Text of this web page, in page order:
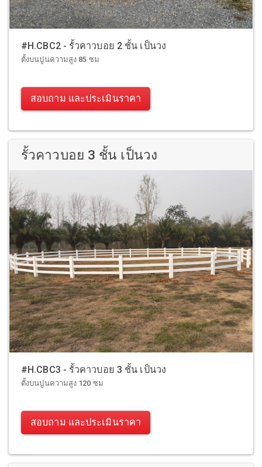
#H.CBC2 - รั้วคาวบอย 2 ชั้น เป็นวง
ตั้งบนปูนความสูง 85 ซม
สอบถาม และประเมินราคา
รั้วคาวบอย 3 ชั้น เป็นวง
#H.CBC3 - รั้วคาวบอย 3 ชั้น เป็นวง
ตั้งบนปูนความสูง 120 ซม
สอบถาม และประเมินราคา